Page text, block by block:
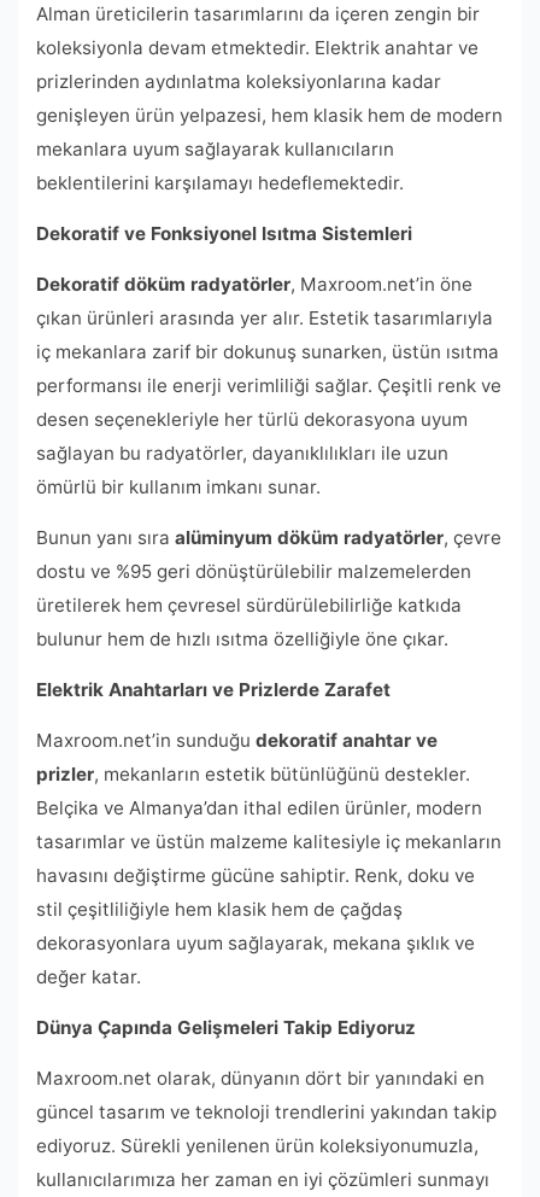
Alman üreticilerin tasarımlarını da içeren zengin bir
koleksiyonla devam etmektedir. Elektrik anahtar ve
prizlerinden aydınlatma koleksiyonlarına kadar
genişleyen ürün yelpazesi, hem klasik hem de modern
mekanlara uyum sağlayarak kullanıcıların
beklentilerini karşılamayı hedeflemektedir.
Dekoratif ve Fonksiyonel Isıtma Sistemleri
Dekoratif döküm radyatörler, Maxroom.net’in öne
çıkan ürünleri arasında yer alır. Estetik tasarımlarıyla
iç mekanlara zarif bir dokunuş sunarken, üstün ısıtma
performansı ile enerji verimliliği sağlar. Çeşitli renk ve
desen seçenekleriyle her türlü dekorasyona uyum
sağlayan bu radyatörler, dayanıklılıkları ile uzun
ömürlü bir kullanım imkanı sunar.
Bunun yanı sıra alüminyum döküm radyatörler, çevre
dostu ve %95 geri dönüştürülebilir malzemelerden
üretilerek hem çevresel sürdürülebilirliğe katkıda
bulunur hem de hızlı ısıtma özelliğiyle öne çıkar.
Elektrik Anahtarları ve Prizlerde Zarafet
Maxroom.net’in sunduğu dekoratif anahtar ve
prizler, mekanların estetik bütünlüğünü destekler.
Belçika ve Almanya’dan ithal edilen ürünler, modern
tasarımlar ve üstün malzeme kalitesiyle iç mekanların
havasını değiştirme gücüne sahiptir. Renk, doku ve
stil çeşitliliğiyle hem klasik hem de çağdaş
dekorasyonlara uyum sağlayarak, mekana şıklık ve
değer katar.
Dünya Çapında Gelişmeleri Takip Ediyoruz
Maxroom.net olarak, dünyanın dört bir yanındaki en
güncel tasarım ve teknoloji trendlerini yakından takip
ediyoruz. Sürekli yenilenen ürün koleksiyonumuzla,
kullanıcılarımıza her zaman en iyi çözümleri sunmayı